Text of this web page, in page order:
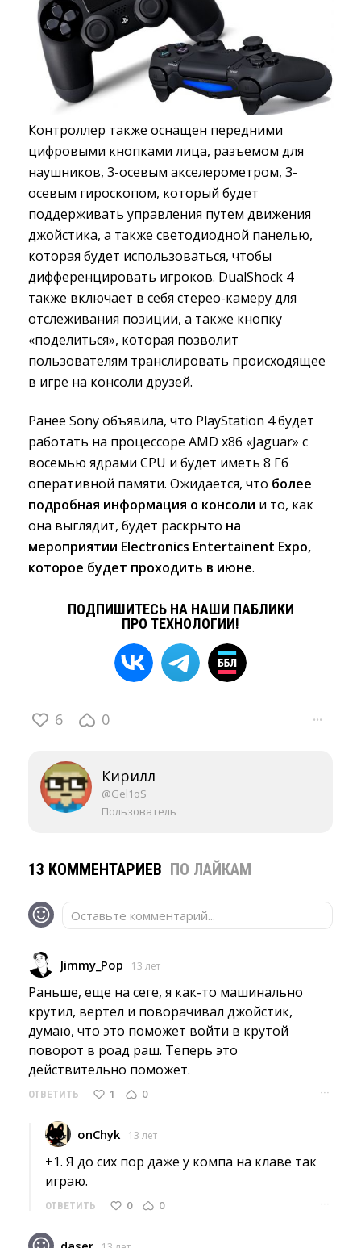
Контроллер также оснащен передними
цифровыми кнопками лица, разъемом для
наушников, 3-осевым акселерометром, 3-
осевым гироскопом, который будет
поддерживать управления путем движения
джойстика, а также светодиодной панелью,
которая будет использоваться, чтобы
дифференцировать игроков. DualShock 4
также включает в себя стерео-камеру для
отслеживания позиции, а также кнопку
«поделиться», которая позволит
пользователям транслировать происходящее
в игре на консоли друзей.
Ранее Sony объявила, что PlayStation 4 будет
работать на процессоре AMD x86 «Jaguar» с
восемью ядрами CPU и будет иметь 8 Гб
оперативной памяти. Ожидается, что более
подробная информация о консоли и то, как
она выглядит, будет раскрыто на
мероприятии Electronics Entertainent Expo,
которое будет проходить в июне.
ПОДПИШИТЕСЬ НА НАШИ ПАБЛИКИ
ПРО ТЕХНОЛОГИИ!
6 0 ···
Кирилл
@Gel1oS
Пользователь
13 КОММЕНТАРИЕВ ПО ЛАЙКАМ
Оставьте комментарий...
Jimmy_Pop 13 лет
Раньше, еще на сеге, я как-то машинально
крутил, вертел и поворачивал джойстик,
думаю, что это поможет войти в крутой
поворот в роад раш. Теперь это
действительно поможет.
ОТВЕТИТЬ 1 0 ···
onChyk 13 лет
+1. Я до сих пор даже у компа на клаве так
играю.
ОТВЕТИТЬ 0 0 ···